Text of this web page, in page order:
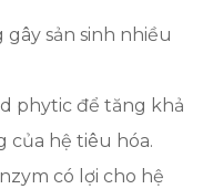
sản sinh nhiều
phytic để tăng khả
của hệ tiêu hóa.
có lợi cho hệ